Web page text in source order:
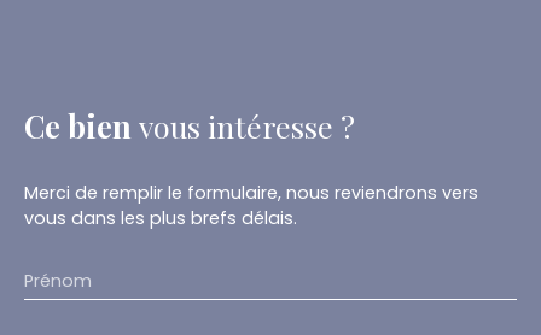
Ce bien vous intéresse ?
Merci de remplir le formulaire, nous reviendrons vers
vous dans les plus brefs délais.
Prénom